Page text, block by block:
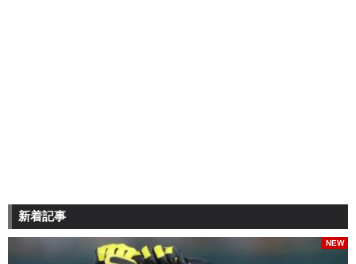
新着記事
NEW